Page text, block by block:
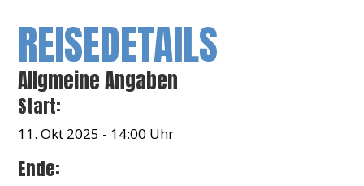
REISEDETAILS
Allgmeine Angaben
Start:
11. Okt 2025 - 14:00 Uhr
Ende: